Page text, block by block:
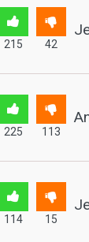
215 42
225 113
114 15